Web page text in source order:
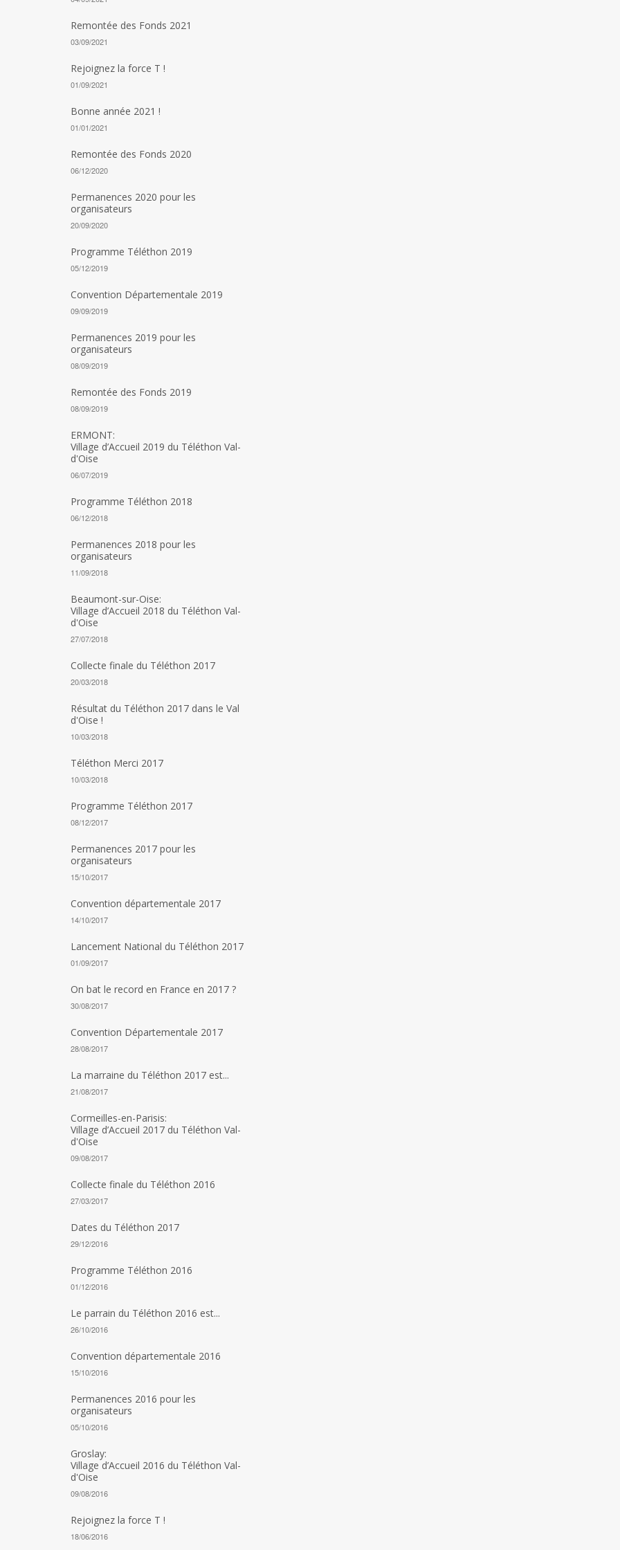
Remontée des Fonds 2021
03/09/2021
Rejoignez la force T !
01/09/2021
Bonne année 2021 !
01/01/2021
Remontée des Fonds 2020
06/12/2020
Permanences 2020 pour les
organisateurs
20/09/2020
Programme Téléthon 2019
05/12/2019
Convention Départementale 2019
09/09/2019
Permanences 2019 pour les
organisateurs
08/09/2019
Remontée des Fonds 2019
08/09/2019
ERMONT:
Village d’Accueil 2019 du Téléthon Val-
d'Oise
06/07/2019
Programme Téléthon 2018
06/12/2018
Permanences 2018 pour les
organisateurs
11/09/2018
Beaumont-sur-Oise:
Village d’Accueil 2018 du Téléthon Val-
d'Oise
27/07/2018
Collecte finale du Téléthon 2017
20/03/2018
Résultat du Téléthon 2017 dans le Val
d'Oise !
10/03/2018
Téléthon Merci 2017
10/03/2018
Programme Téléthon 2017
08/12/2017
Permanences 2017 pour les
organisateurs
15/10/2017
Convention départementale 2017
14/10/2017
Lancement National du Téléthon 2017
01/09/2017
On bat le record en France en 2017 ?
30/08/2017
Convention Départementale 2017
28/08/2017
La marraine du Téléthon 2017 est...
21/08/2017
Cormeilles-en-Parisis:
Village d’Accueil 2017 du Téléthon Val-
d'Oise
09/08/2017
Collecte finale du Téléthon 2016
27/03/2017
Dates du Téléthon 2017
29/12/2016
Programme Téléthon 2016
01/12/2016
Le parrain du Téléthon 2016 est...
26/10/2016
Convention départementale 2016
15/10/2016
Permanences 2016 pour les
organisateurs
05/10/2016
Groslay:
Village d’Accueil 2016 du Téléthon Val-
d'Oise
09/08/2016
Rejoignez la force T !
18/06/2016